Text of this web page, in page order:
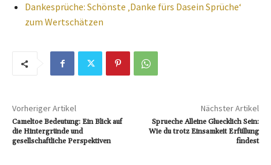
Dankesprüche: Schönste ‚Danke fürs Dasein Sprüche‘
zum Wertschätzen
Vorheriger Artikel
Cameltoe Bedeutung: Ein Blick auf
die Hintergründe und
gesellschaftliche Perspektiven
Nächster Artikel
Sprueche Alleine Gluecklich Sein:
Wie du trotz Einsamkeit Erfüllung
findest